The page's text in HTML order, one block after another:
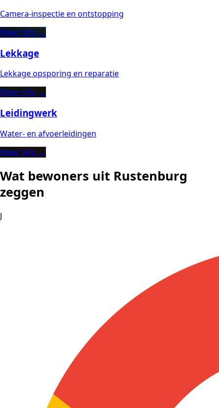
Camera-inspectie en ontstopping
Meer info →
Lekkage
Lekkage opsporing en reparatie
Meer info →
Leidingwerk
Water- en afvoerleidingen
Meer info →
Wat bewoners uit Rustenburg
zeggen
J